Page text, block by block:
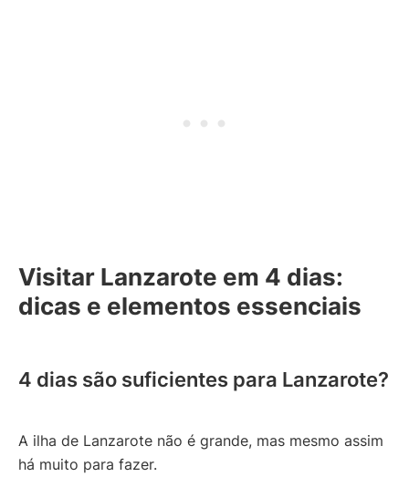
Visitar Lanzarote em 4 dias:
dicas e elementos essenciais
4 dias são suficientes para Lanzarote?
A ilha de Lanzarote não é grande, mas mesmo assim
há muito para fazer.